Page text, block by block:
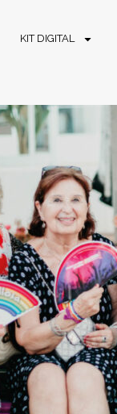
KIT DIGITAL